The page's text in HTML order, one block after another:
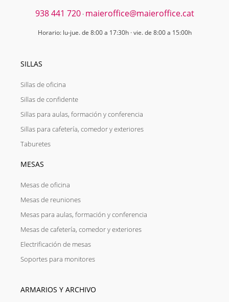
938 441 720· maieroffice@maieroffice.cat
Horario: lu-jue. de 8:00 a 17:30h · vie. de 8:00 a 15:00h
SILLAS
Sillas de oficina
Sillas de confidente
Sillas para aulas, formación y conferencia
Sillas para cafetería, comedor y exteriores
Taburetes
MESAS
Mesas de oficina
Mesas de reuniones
Mesas para aulas, formación y conferencia
Mesas de cafetería, comedor y exteriores
Electrificación de mesas
Soportes para monitores
ARMARIOS Y ARCHIVO